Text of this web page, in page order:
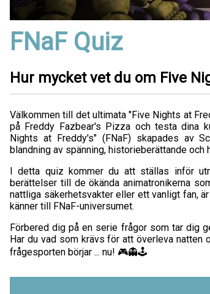
FNaF Quiz
Hur mycket vet du om Five
Välkommen till det ultimata "Five Nights at
på Freddy Fazbear's Pizza och testa dina
Nights at Freddy's" (FNaF) skapades av
blandning av spänning, historieberättande och
I detta quiz kommer du att ställas inför
berättelser till de ökända animatronikerna
nattliga säkerhetsvakter eller ett vanligt fan,
känner till FNaF-universumet.
Förbered dig på en serie frågor som tar dig
Har du vad som krävs för att överleva natten
frågesporten börjar ... nu! 🎮👻🕹️